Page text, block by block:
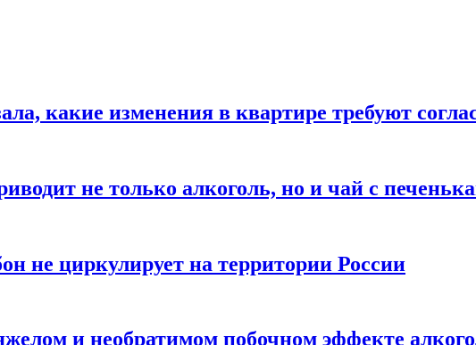
какие изменения в квартире требуют
не только алкоголь, но и чай с
не циркулирует на территории России
и необратимом побочном эффекте